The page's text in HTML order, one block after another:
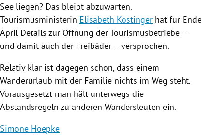
See liegen? Das bleibt abzuwarten.
Tourismusministerin Elisabeth Köstinger hat für Ende
April Details zur Öffnung der Tourismusbetriebe –
und damit auch der Freibäder – versprochen.
Relativ klar ist dagegen schon, dass einem
Wanderurlaub mit der Familie nichts im Weg steht.
Vorausgesetzt man hält unterwegs die
Abstandsregeln zu anderen Wandersleuten ein.
Simone Hoepke